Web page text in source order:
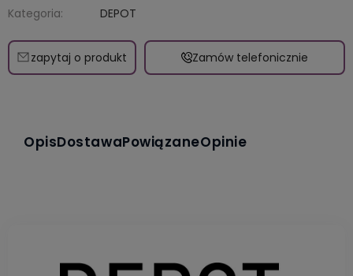
Kategoria:
DEPOT
zapytaj o produkt Zamów telefonicznie
OpisDostawaPowiązaneOpinie